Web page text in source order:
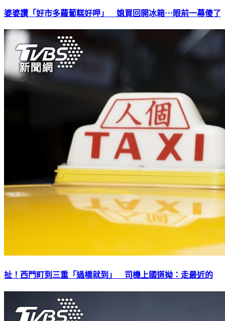
婆婆讚「好市多蘿蔔糕好呷」 媳買回開冰箱⋯眼前一幕傻了
扯！西門町到三重「過橋就到」 司機上國道拗：走最近的